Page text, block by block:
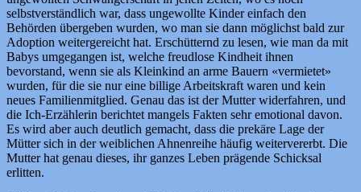
selbstverständlich war, dass ungewollte Kinder einfach den
Behörden übergeben wurden, wo man sie dann möglichst bald zur
Adoption weitergereicht hat. Erschütternd zu lesen, wie man da mit
Babys umgegangen ist, welche freudlose Kindheit ihnen
bevorstand, wenn sie als Kleinkind an arme Bauern «vermietet»
wurden, für die sie nur eine billige Arbeitskraft waren und kein
neues Familienmitglied. Genau das ist der Mutter widerfahren, und
die Ich-Erzählerin berichtet mangels Fakten sehr emotional davon.
Es wird aber auch deutlich gemacht, dass die prekäre Lage der
Mütter sich in der weiblichen Ahnenreihe häufig weitervererbt. Die
Mutter hat genau dieses, ihr ganzes Leben prägende Schicksal
erlitten.